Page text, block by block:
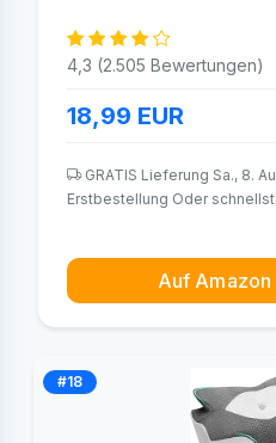
4,3 (2.505 Bewertungen)
18,99 EUR
GRATIS Lieferung Sa., 8.
Erstbestellung Oder
Auf Amazon
#18